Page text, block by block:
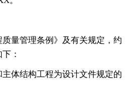
量管理条例》及有关规定，约
：
体结构工程为设计文件规定的